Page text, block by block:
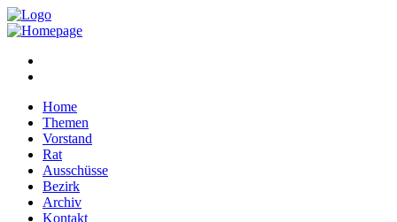
Home
Themen
Vorstand
Rat
Ausschüsse
Bezirk
Archiv
Kontakt